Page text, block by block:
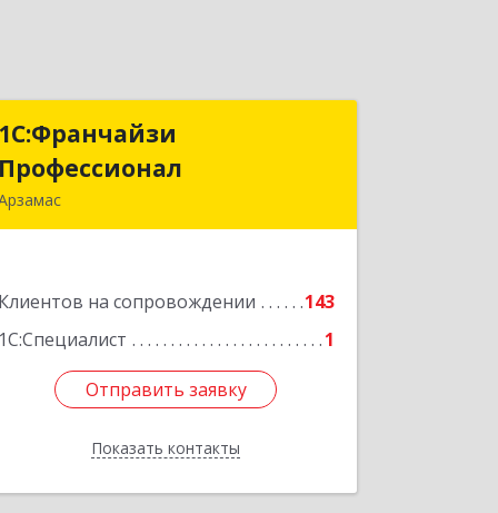
1С:Франчайзи
Профессионал
Клиентов на сопровождении
143
1С:Специалист
1
Отправить заявку
Показать контакты
1С:Франчайзи
Профессионал
Подробнее
Отправить заявку
Назад